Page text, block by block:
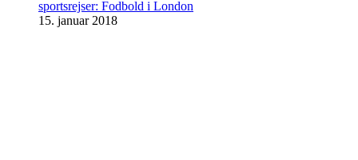
sportsrejser: Fodbold i London
15. januar 2018